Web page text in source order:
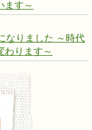
ます～
なりました ～時代
わります～